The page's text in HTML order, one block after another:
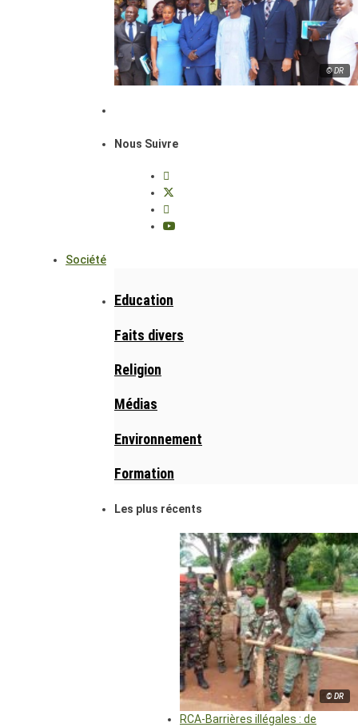
© DR
Nous Suivre
Société
Education
Faits divers
Religion
Médias
Environnement
Formation
Les plus récents
© DR
RCA-Barrières illégales : de